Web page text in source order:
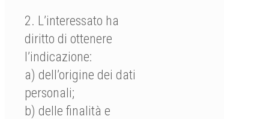
2. L’interessato ha
diritto di ottenere
l’indicazione:
a) dell’origine dei dati
personali;
b) delle finalità e